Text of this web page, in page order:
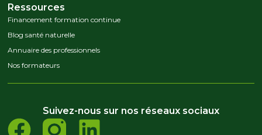
Ressources
Financement formation continue
Blog santé naturelle
Annuaire des professionnels
Nos formateurs
Suivez-nous sur nos réseaux sociaux